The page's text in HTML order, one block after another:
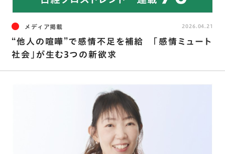
メディア掲載
“他人の喧嘩”で感情不足を補給 ｢感情ミュート
社会｣が生む3つの新欲求
2026.04.21